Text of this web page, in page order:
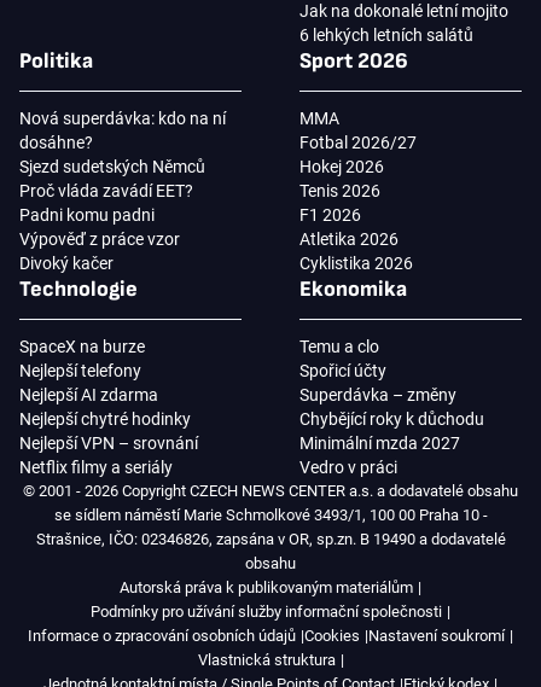
Jak na dokonalé letní mojito
6 lehkých letních salátů
Politika
Nová superdávka: kdo na ní
dosáhne?
Sjezd sudetských Němců
Proč vláda zavádí EET?
Padni komu padni
Výpověď z práce vzor
Divoký kačer
Sport 2026
MMA
Fotbal 2026/27
Hokej 2026
Tenis 2026
F1 2026
Atletika 2026
Cyklistika 2026
Technologie
SpaceX na burze
Nejlepší telefony
Nejlepší AI zdarma
Nejlepší chytré hodinky
Nejlepší VPN – srovnání
Netflix filmy a seriály
Ekonomika
Temu a clo
Spořicí účty
Superdávka – změny
Chybějící roky k důchodu
Minimální mzda 2027
Vedro v práci
© 2001 - 2026 Copyright CZECH NEWS CENTER a.s. a dodavatelé obsahu
se sídlem náměstí Marie Schmolkové 3493/1, 100 00 Praha 10 -
Strašnice, IČO: 02346826, zapsána v OR, sp.zn. B 19490 a dodavatelé
obsahu
Autorská práva k publikovaným materiálům
Podmínky pro užívání služby informační společnosti
Informace o zpracování osobních údajů Cookies Nastavení soukromí
Vlastnická struktura